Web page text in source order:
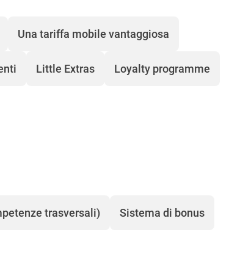
Una tariffa mobile vantaggiosa
Little Extras Loyalty programme
trasversali) Sistema di bonus